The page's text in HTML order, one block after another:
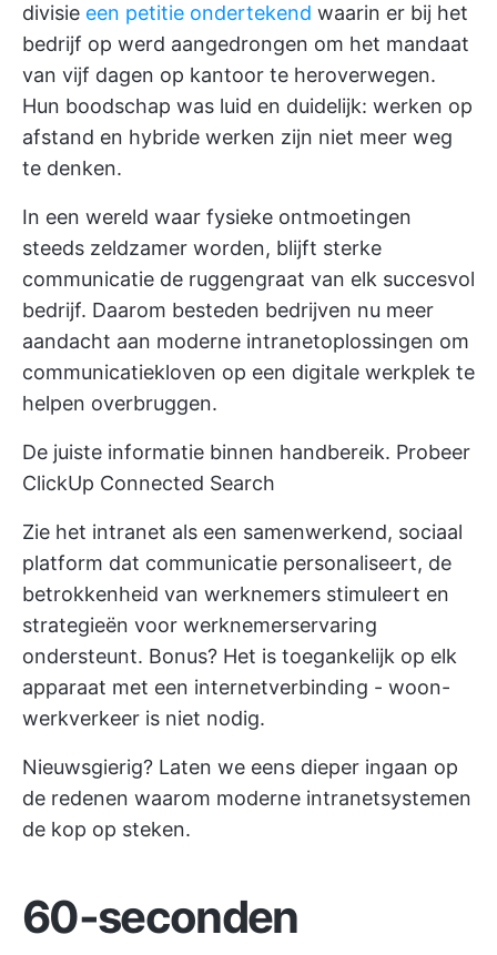
divisie een petitie ondertekend waarin er bij het
bedrijf op werd aangedrongen om het mandaat
van vijf dagen op kantoor te heroverwegen.
Hun boodschap was luid en duidelijk: werken op
afstand en hybride werken zijn niet meer weg
te denken.
In een wereld waar fysieke ontmoetingen
steeds zeldzamer worden, blijft sterke
communicatie de ruggengraat van elk succesvol
bedrijf. Daarom besteden bedrijven nu meer
aandacht aan moderne intranetoplossingen om
communicatiekloven op een digitale werkplek te
helpen overbruggen.
De juiste informatie binnen handbereik. Probeer
ClickUp Connected Search
Zie het intranet als een samenwerkend, sociaal
platform dat communicatie personaliseert, de
betrokkenheid van werknemers stimuleert en
strategieën voor werknemerservaring
ondersteunt. Bonus? Het is toegankelijk op elk
apparaat met een internetverbinding - woon-
werkverkeer is niet nodig.
Nieuwsgierig? Laten we eens dieper ingaan op
de redenen waarom moderne intranetsystemen
de kop op steken.
60-seconden